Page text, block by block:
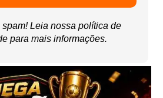
Leia nossa política de
para mais informações.